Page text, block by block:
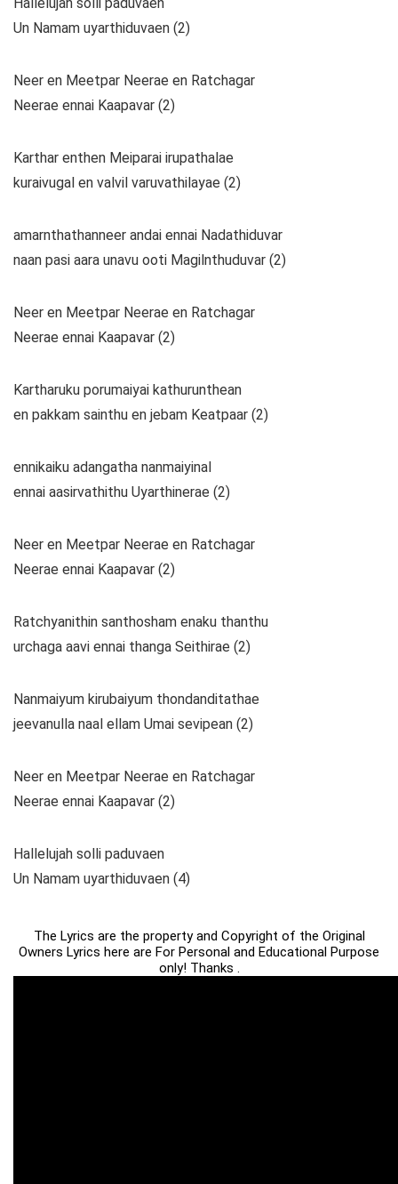
Un Namam uyarthiduvaen (2)
Neer en Meetpar Neerae en Ratchagar
Neerae ennai Kaapavar (2)
Karthar enthen Meiparai irupathalae
kuraivugal en valvil varuvathilayae (2)
amarnthathanneer andai ennai Nadathiduvar
naan pasi aara unavu ooti Magilnthuduvar (2)
Neer en Meetpar Neerae en Ratchagar
Neerae ennai Kaapavar (2)
Kartharuku porumaiyai kathurunthean
en pakkam sainthu en jebam Keatpaar (2)
ennikaiku adangatha nanmaiyinal
ennai aasirvathithu Uyarthinerae (2)
Neer en Meetpar Neerae en Ratchagar
Neerae ennai Kaapavar (2)
Ratchyanithin santhosham enaku thanthu
urchaga aavi ennai thanga Seithirae (2)
Nanmaiyum kirubaiyum thondanditathae
jeevanulla naal ellam Umai sevipean (2)
Neer en Meetpar Neerae en Ratchagar
Neerae ennai Kaapavar (2)
Hallelujah solli paduvaen
Un Namam uyarthiduvaen (4)
The Lyrics are the property and Copyright of the Original
Owners Lyrics here are For Personal and Educational Purpose
only! Thanks .